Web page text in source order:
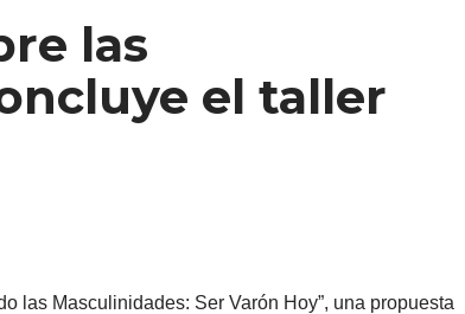
las
el taller
las Masculinidades: Ser Varón Hoy”, una propuesta